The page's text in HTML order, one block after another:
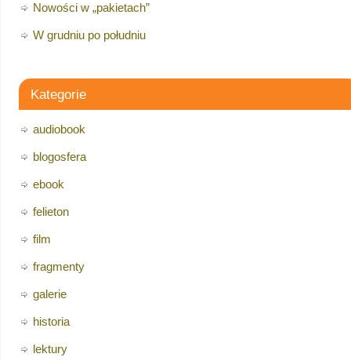
Nowości w „pakietach”
W grudniu po południu
Kategorie
audiobook
blogosfera
ebook
felieton
film
fragmenty
galerie
historia
lektury